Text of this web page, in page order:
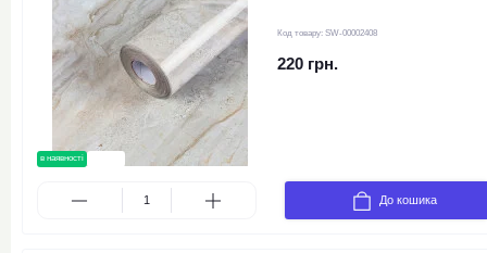
в наявності
Код товару: SW-00002408
220 грн.
До кошика